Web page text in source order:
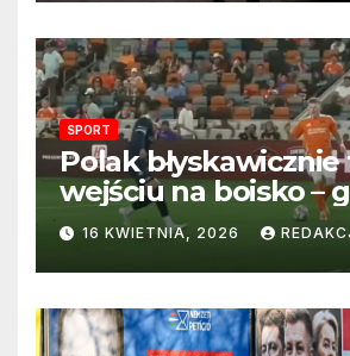
SPORT
Polak błyskawicznie
wejściu na boisko –
22 sekundach!
16 KWIETNIA, 2026